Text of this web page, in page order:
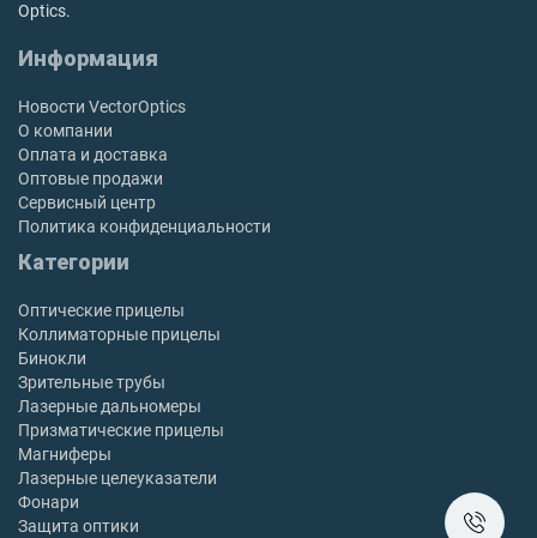
Optics.
Информация
Новости VectorOptics
О компании
Оплата и доставка
Оптовые продажи
Сервисный центр
Политика конфиденциальности
Категории
Оптические прицелы
Коллиматорные прицелы
Бинокли
Зрительные трубы
Лазерные дальномеры
Призматические прицелы
Магниферы
Лазерные целеуказатели
Фонари
Защита оптики